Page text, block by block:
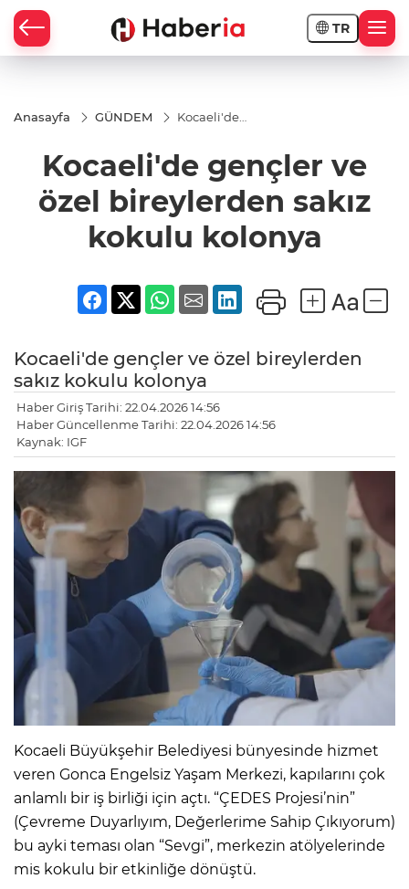
TR
Anasayfa GÜNDEM
Kocaeli'de
bireylerden
sakız
kokulu
kolonya
Kocaeli'de gençler ve
özel bireylerden sakız
kokulu kolonya
Kocaeli'de gençler ve özel bireylerden
sakız kokulu kolonya
Haber Giriş Tarihi: 22.04.2026 14:56
Haber Güncellenme Tarihi: 22.04.2026 14:56
Kaynak: IGF
Kocaeli Büyükşehir Belediyesi bünyesinde hizmet
veren Gonca Engelsiz Yaşam Merkezi, kapılarını çok
anlamlı bir iş birliği için açtı. “ÇEDES Projesi’nin”
(Çevreme Duyarlıyım, Değerlerime Sahip Çıkıyorum)
bu ayki teması olan “Sevgi”, merkezin atölyelerinde
mis kokulu bir etkinliğe dönüştü.